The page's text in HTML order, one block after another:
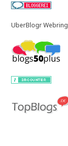
UberBlogr Webring